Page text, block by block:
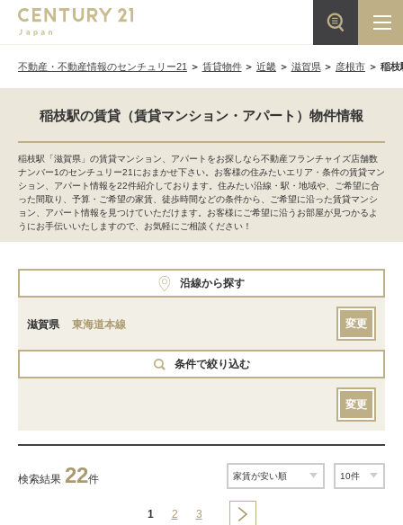
不動産・不動産情報のセンチュリー21 賃貸物件 近畿 滋賀県 彦根市 稲枝
稲枝駅の賃貸（賃貸マンション・アパート）物件情報
稲枝駅「滋賀県」の賃貸マンション、アパートをお探しなら不動産フランチャイズ店舗数
ナンバー1のセンチュリー21におまかせ下さい。お客様の住みたいエリア・条件の賃貸マン
ション、アパート情報を22件紹介しております。住みたい沿線・駅・地域や、ご希望に合
った間取り、予算・ご希望の家賃、徒歩時間などの条件から、ご希望に沿った賃貸マンシ
ョン、アパート情報を見つけていただけます。お客様にご希望に沿うお部屋が見つかるよ
うにお手伝いいたしますので、お気軽にご相談ください！
沿線から探す
滋賀県 東海道本線 変更
条件で絞り込む
変更
検索結果 22件
1 2 3